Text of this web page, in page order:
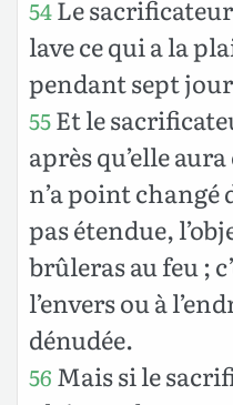
54Le
lave ce qui a la
pendant sept
55Et le
après qu’elle
n’a point changé
pas étendue,
brûleras au feu ;
l’envers ou à
dénudée.
56 Mais si le